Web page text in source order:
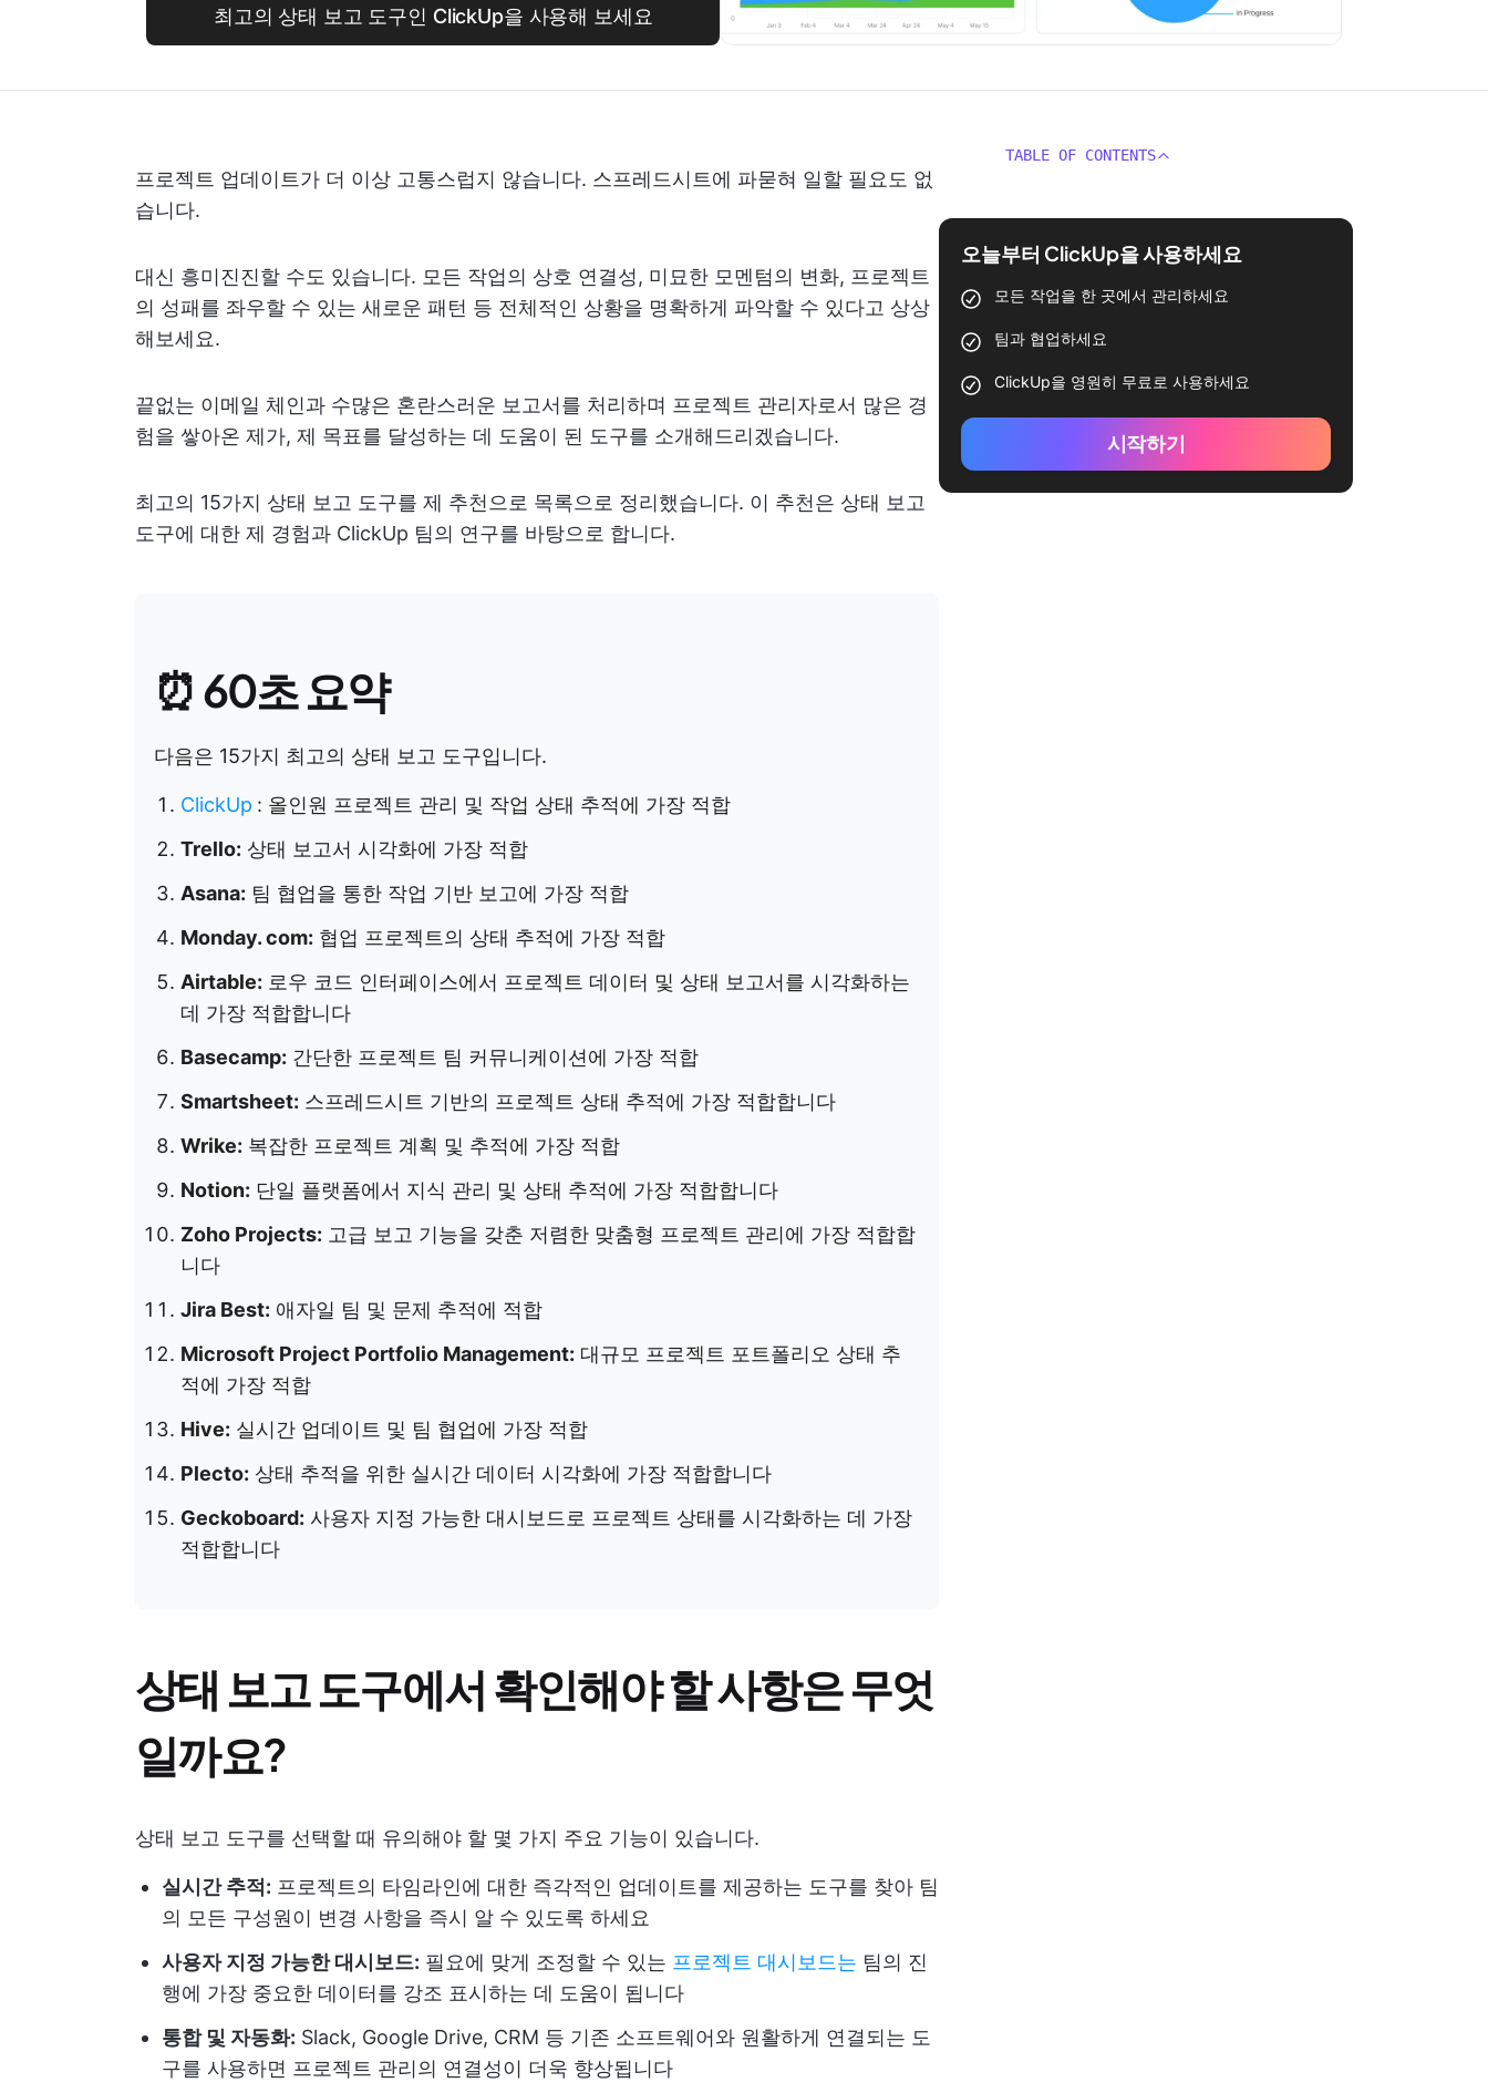
최고의 상태 보고 도구인 ClickUp을 사용해 보세요
프로젝트 업데이트가 더 이상 고통스럽지 않습니다. 스프레드시트에 파묻혀 일할 필요도 없
습니다.
대신 흥미진진할 수도 있습니다. 모든 작업의 상호 연결성, 미묘한 모멘텀의 변화, 프로젝트
의 성패를 좌우할 수 있는 새로운 패턴 등 전체적인 상황을 명확하게 파악할 수 있다고 상상
해보세요.
끝없는 이메일 체인과 수많은 혼란스러운 보고서를 처리하며 프로젝트 관리자로서 많은 경
험을 쌓아온 제가, 제 목표를 달성하는 데 도움이 된 도구를 소개해드리겠습니다.
최고의 15가지 상태 보고 도구를 제 추천으로 목록으로 정리했습니다. 이 추천은 상태 보고
도구에 대한 제 경험과 ClickUp 팀의 연구를 바탕으로 합니다.
⏰ 60초 요약
다음은 15가지 최고의 상태 보고 도구입니다.
ClickUp : 올인원 프로젝트 관리 및 작업 상태 추적에 가장 적합
Trello: 상태 보고서 시각화에 가장 적합
Asana: 팀 협업을 통한 작업 기반 보고에 가장 적합
Monday. com: 협업 프로젝트의 상태 추적에 가장 적합
Airtable: 로우 코드 인터페이스에서 프로젝트 데이터 및 상태 보고서를 시각화하는
데 가장 적합합니다
Basecamp: 간단한 프로젝트 팀 커뮤니케이션에 가장 적합
Smartsheet: 스프레드시트 기반의 프로젝트 상태 추적에 가장 적합합니다
Wrike: 복잡한 프로젝트 계획 및 추적에 가장 적합
Notion: 단일 플랫폼에서 지식 관리 및 상태 추적에 가장 적합합니다
Zoho Projects: 고급 보고 기능을 갖춘 저렴한 맞춤형 프로젝트 관리에 가장 적합합
니다
Jira Best: 애자일 팀 및 문제 추적에 적합
Microsoft Project Portfolio Management: 대규모 프로젝트 포트폴리오 상태 추
적에 가장 적합
Hive: 실시간 업데이트 및 팀 협업에 가장 적합
Plecto: 상태 추적을 위한 실시간 데이터 시각화에 가장 적합합니다
Geckoboard: 사용자 지정 가능한 대시보드로 프로젝트 상태를 시각화하는 데 가장
적합합니다
상태 보고 도구에서 확인해야 할 사항은 무엇
일까요?
상태 보고 도구를 선택할 때 유의해야 할 몇 가지 주요 기능이 있습니다.
실시간 추적: 프로젝트의 타임라인에 대한 즉각적인 업데이트를 제공하는 도구를 찾아 팀
의 모든 구성원이 변경 사항을 즉시 알 수 있도록 하세요
사용자 지정 가능한 대시보드: 필요에 맞게 조정할 수 있는 프로젝트 대시보드는 팀의 진
행에 가장 중요한 데이터를 강조 표시하는 데 도움이 됩니다
통합 및 자동화: Slack, Google Drive, CRM 등 기존 소프트웨어와 원활하게 연결되는 도
구를 사용하면 프로젝트 관리의 연결성이 더욱 향상됩니다
TABLE OF CONTENTS
오늘부터 ClickUp을 사용하세요
모든 작업을 한 곳에서 관리하세요
팀과 협업하세요
ClickUp을 영원히 무료로 사용하세요
시작하기